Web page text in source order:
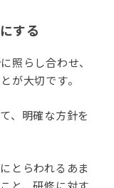
する
照らし合わせ、
が大切です。
、明確な方針を
とらわれるあま